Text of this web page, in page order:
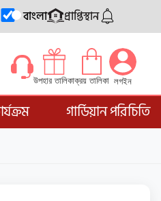
বাংলা প্রাপ্তিস্থান
উপহার তালিকাক্রয় তালিকা লগইন
গার্ডিয়ান পরিচিতি